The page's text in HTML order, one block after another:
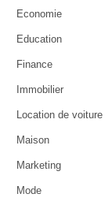
Economie
Education
Finance
Immobilier
Location de voiture
Maison
Marketing
Mode